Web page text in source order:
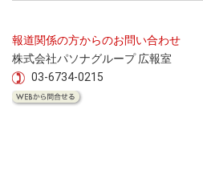
報道関係の方からのお問い合わせ
株式会社パソナグループ 広報室
03-6734-0215